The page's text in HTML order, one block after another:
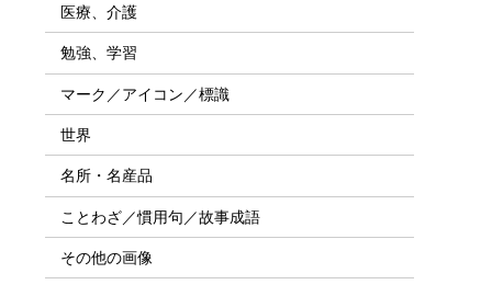
医療、介護
勉強、学習
マーク／アイコン／標識
世界
名所・名産品
ことわざ／慣用句／故事成語
その他の画像